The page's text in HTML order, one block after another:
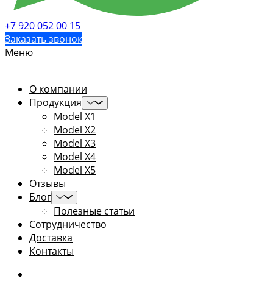
+7 920 052 00 15
Заказать звонок
Меню
О компании
Продукция
Model X1
Model X2
Model X3
Model X4
Model X5
Отзывы
Блог
Полезные статьи
Сотрудничество
Доставка
Контакты